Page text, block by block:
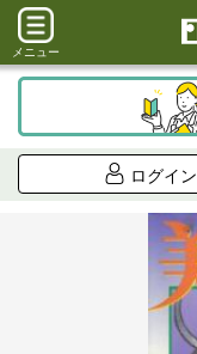
メニュー
ログイン